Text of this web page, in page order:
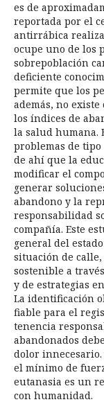
es de
reportada por el
antirrábica
ocupe uno de los
sobrepoblación
deficiente
permite que los
además, no
los índices de
la salud humana.
problemas de
de ahí que la
modificar el
generar
abandono y la
responsabilidad
compañía. Este
general del
situación de
sostenible a
y de estrategias
La identificación
fiable para el
tenencia
abandonados
dolor innecesario.
el mínimo de
eutanasia es un
con humanidad.